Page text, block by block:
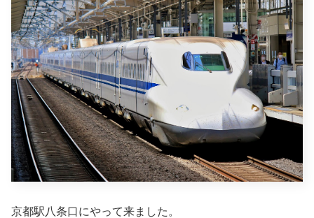
京都駅八条口にやって来ました。